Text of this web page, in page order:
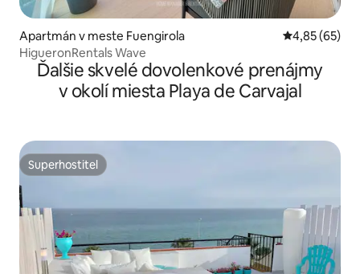
Apartmán v meste Fuengirola Priemerné
4,85 (65)
HigueronRentals Wave
Ďalšie skvelé dovolenkové prenájmy
v okolí miesta Playa de Carvajal
Superhostiteľ
Superhostiteľ